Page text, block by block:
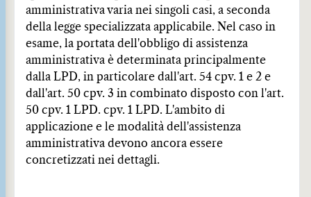
amministrativa varia nei singoli casi, a seconda
della legge specializzata applicabile. Nel caso in
esame, la portata dell'obbligo di assistenza
amministrativa è determinata principalmente
dalla LPD, in particolare dall'art. 54 cpv. 1 e 2 e
dall'art. 50 cpv. 3 in combinato disposto con l'art.
50 cpv. 1 LPD. cpv. 1 LPD. L'ambito di
applicazione e le modalità dell'assistenza
amministrativa devono ancora essere
concretizzati nei dettagli.